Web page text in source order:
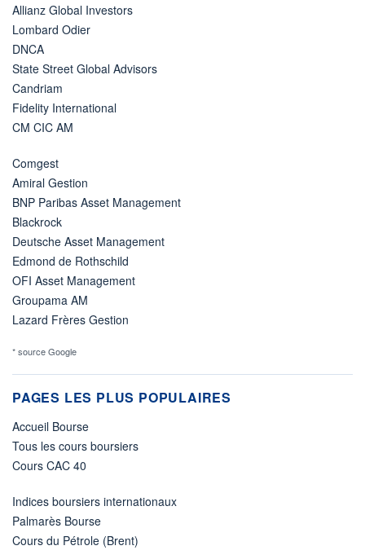
Allianz Global Investors
Lombard Odier
DNCA
State Street Global Advisors
Candriam
Fidelity International
CM CIC AM
Comgest
Amiral Gestion
BNP Paribas Asset Management
Blackrock
Deutsche Asset Management
Edmond de Rothschild
OFI Asset Management
Groupama AM
Lazard Frères Gestion
* source Google
PAGES LES PLUS POPULAIRES
Accueil Bourse
Tous les cours boursiers
Cours CAC 40
Indices boursiers internationaux
Palmarès Bourse
Cours du Pétrole (Brent)